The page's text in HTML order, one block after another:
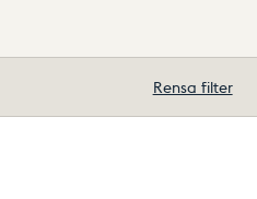
Rensa filter